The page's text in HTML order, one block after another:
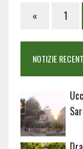
« 1
NOTIZIE